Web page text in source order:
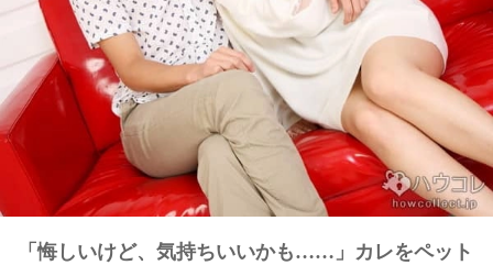
カップル デート エッチ セックス 長続き
「悔しいけど、気持ちいいかも……」カレをペット